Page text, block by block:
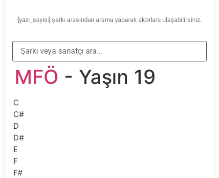
[yazi_sayisi] şarkı arasından arama yaparak akorlara ulaşabilirsiniz.
MFÖ - Yaşın 19
C
C#
D
D#
E
F
F#